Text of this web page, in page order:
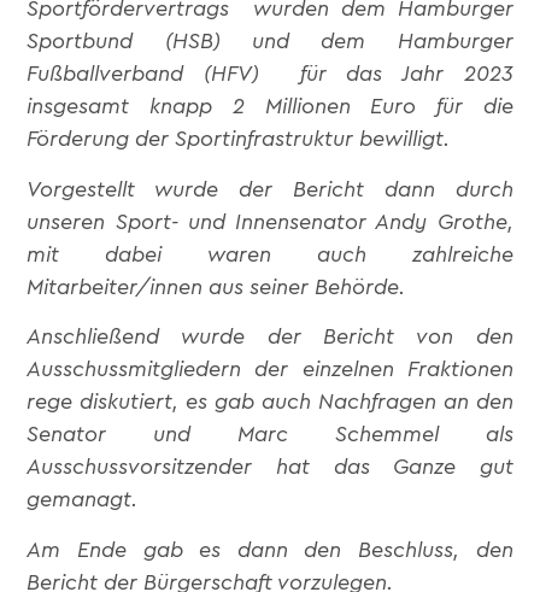
Sportfördervertrags wurden dem Hamburger
Sportbund (HSB) und dem Hamburger
Fußballverband (HFV) für das Jahr 2023
insgesamt knapp 2 Millionen Euro für die
Förderung der Sportinfrastruktur bewilligt.
Vorgestellt wurde der Bericht dann durch
unseren Sport- und Innensenator Andy Grothe,
mit dabei waren auch zahlreiche
Mitarbeiter/innen aus seiner Behörde.
Anschließend wurde der Bericht von den
Ausschussmitgliedern der einzelnen Fraktionen
rege diskutiert, es gab auch Nachfragen an den
Senator und Marc Schemmel als
Ausschussvorsitzender hat das Ganze gut
gemanagt.
Am Ende gab es dann den Beschluss, den
Bericht der Bürgerschaft vorzulegen.